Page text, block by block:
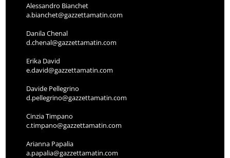
Alessandro Bianchet
a.bianchet@gazzettamatin.com
Danila Chenal
d.chenal@gazzettamatin.com
Erika David
e.david@gazzettamatin.com
Davide Pellegrino
d.pellegrino@gazzettamatin.com
Cinzia Timpano
c.timpano@gazzettamatin.com
Arianna Papalia
a.papalia@gazzettamatin.com